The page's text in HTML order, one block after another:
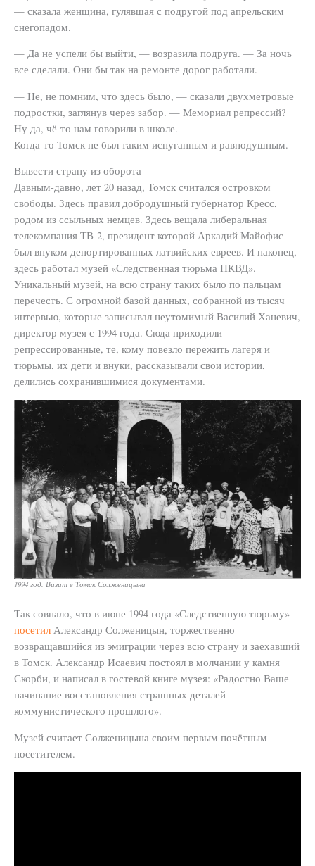
— сказала женщина, гулявшая с подругой под апрельским
снегопадом.
— Да не успели бы выйти, — возразила подруга. — За ночь
все сделали. Они бы так на ремонте дорог работали.
— Не, не помним, что здесь было, — сказали двухметровые
подростки, заглянув через забор. — Мемориал репрессий?
Ну да, чё-то нам говорили в школе.
Когда-то Томск не был таким испуганным и равнодушным.
Вывести страну из оборота
Давным-давно, лет 20 назад, Томск считался островком
свободы. Здесь правил добродушный губернатор Кресс,
родом из ссыльных немцев. Здесь вещала либеральная
телекомпания ТВ-2, президент которой Аркадий Майофис
был внуком депортированных латвийских евреев. И наконец,
здесь работал музей «Следственная тюрьма НКВД».
Уникальный музей, на всю страну таких было по пальцам
перечесть. С огромной базой данных, собранной из тысяч
интервью, которые записывал неутомимый Василий Ханевич,
директор музея с 1994 года. Сюда приходили
репрессированные, те, кому повезло пережить лагеря и
тюрьмы, их дети и внуки, рассказывали свои истории,
делились сохранившимися документами.
1994 год. Визит в Томск Солженицына
Так совпало, что в июне 1994 года «Следственную тюрьму»
посетил Александр Солженицын, торжественно
возвращавшийся из эмиграции через всю страну и заехавший
в Томск. Александр Исаевич постоял в молчании у камня
Скорби, и написал в гостевой книге музея: «Радостно Ваше
начинание восстановления страшных деталей
коммунистического прошлого».
Музей считает Солженицына своим первым почётным
посетителем.